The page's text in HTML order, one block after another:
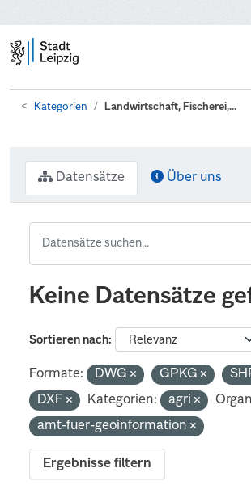
Kategorien Landwirtschaft, Fischerei,...
Datensätze Über uns
Keine Datensätze
Sortieren nach
Formate: DWG GPKG
DXF
Kategorien: agri
amt-fuer-geoinformation
Ergebnisse filtern